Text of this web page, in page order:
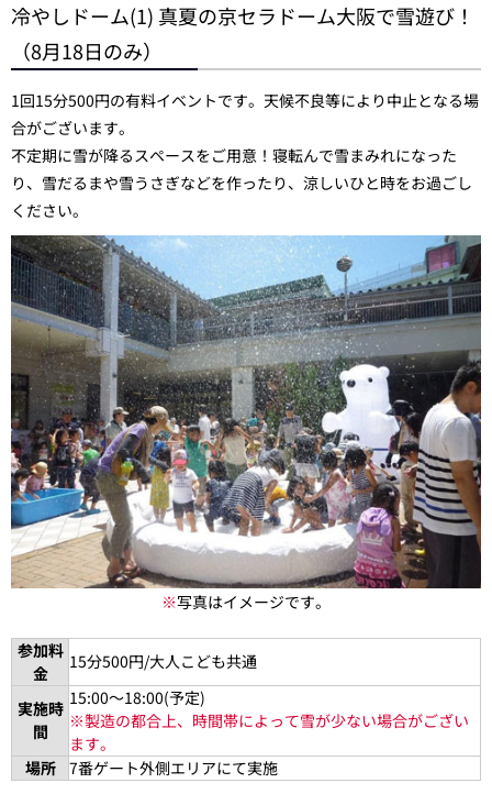
冷やしドーム(1) 真夏の京セラドーム大阪で雪遊び！
（8月18日のみ）
1回15分500円の有料イベントです。天候不良等により中止となる場
合がございます。
不定期に雪が降るスペースをご用意！寝転んで雪まみれになった
り、雪だるまや雪うさぎなどを作ったり、涼しいひと時をお過ごし
ください。
※写真はイメージです。
参加料
金
15分500円/大人こども共通
実施時
間
15:00～18:00(予定)
※製造の都合上、時間帯によって雪が少ない場合がござい
ます。
場所
7番ゲート外側エリアにて実施